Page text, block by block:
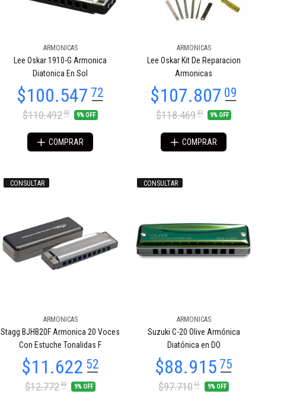
ARMONICAS
Lee Oskar 1910-G Armonica
Diatonica En Sol
$110.49200 9% OFF
COMPRAR
ARMONICAS
Lee Oskar Kit De Reparacion
Armonicas
$118.46933 9% OFF
COMPRAR
CONSULTAR
ARMONICAS
Stagg BJHB20F Armonica 20 Voces
Con Estuche Tonalidas F
$12.77200 9% OFF
CONSULTAR
ARMONICAS
Suzuki C-20 Olive Armónica
Diatónica en DO
$97.71061 9% OFF